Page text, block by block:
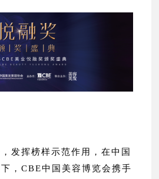
发挥榜样示范作用，在中国
，CBE中国美容博览会携手